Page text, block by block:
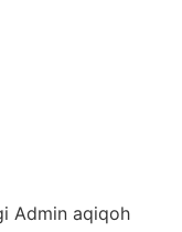
Admin aqiqoh